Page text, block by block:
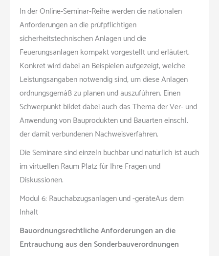
In der Online-Seminar-Reihe werden die nationalen
Anforderungen an die prüfpflichtigen
sicherheitstechnischen Anlagen und die
Feuerungsanlagen kompakt vorgestellt und erläutert.
Konkret wird dabei an Beispielen aufgezeigt, welche
Leistungsangaben notwendig sind, um diese Anlagen
ordnungsgemäß zu planen und auszuführen. Einen
Schwerpunkt bildet dabei auch das Thema der Ver- und
Anwendung von Bauprodukten und Bauarten einschl.
der damit verbundenen Nachweisverfahren.
Die Seminare sind einzeln buchbar und natürlich ist auch
im virtuellen Raum Platz für Ihre Fragen und
Diskussionen.
Modul 6: Rauchabzugsanlagen und -geräteAus dem
Inhalt
Bauordnungsrechtliche Anforderungen an die
Entrauchung aus den Sonderbauverordnungen